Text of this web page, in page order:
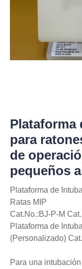
Plataforma
para
de
pequeños
Plataforma de
Ratas MIP
Cat.No.:BJ-P-M
Plataforma de
(Personalizado)
Para una